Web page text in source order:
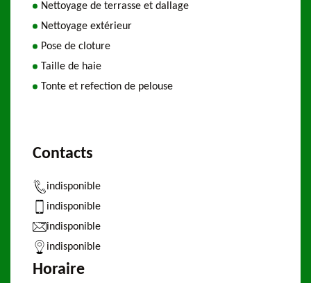
Nettoyage de terrasse et dallage
Nettoyage extérieur
Pose de cloture
Taille de haie
Tonte et refection de pelouse
Contacts
indisponible
indisponible
indisponible
indisponible
Horaire